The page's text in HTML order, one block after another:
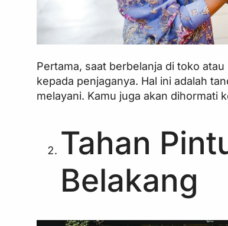
Pertama, saat berbelanja di toko
kepada penjaganya. Hal ini adalah
melayani. Kamu juga akan dihormati
Tahan
Belakang